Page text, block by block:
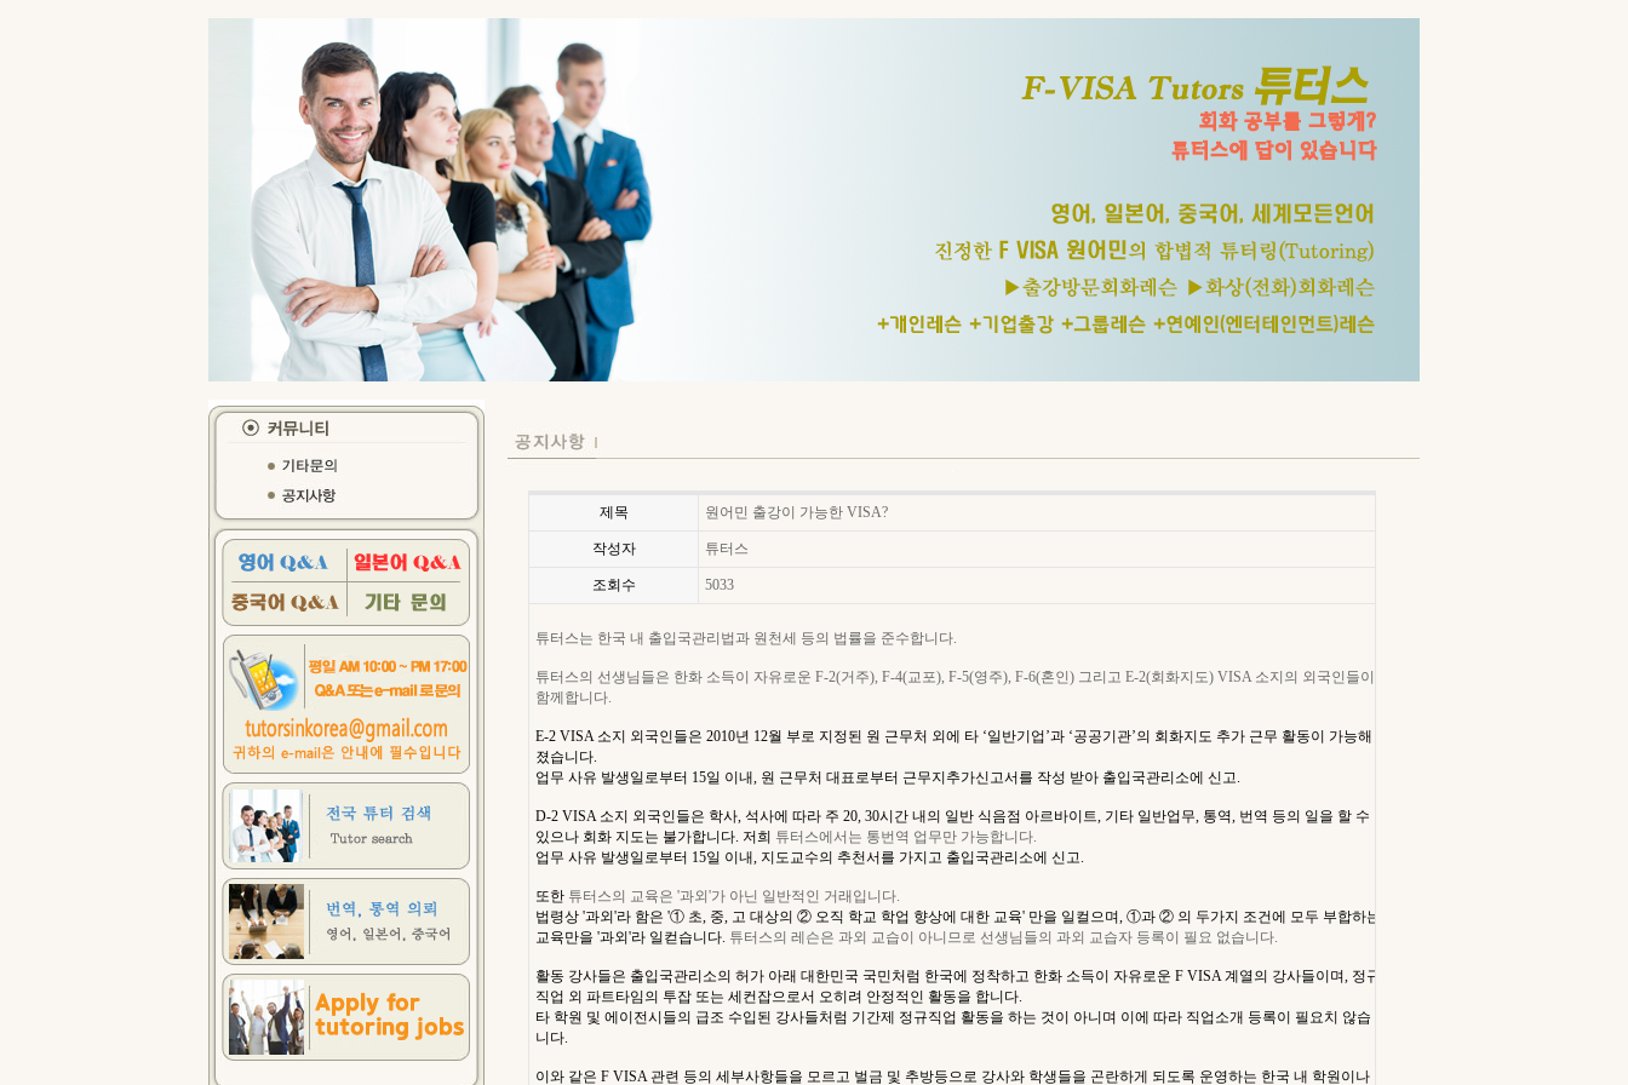
제목 원어민 출강이 가능한 VISA?
작성자 튜터스
조회수 5033
튜터스는 한국 내 출입국관리법과 원천세 등의 법률을 준수합니다.
튜터스의 선생님들은 한화 소득이 자유로운 F-2(거주), F-4(교포), F-5(영주), F-6(혼인) 그리고 E-2(회화지도) VISA 소지의 외국인들이
함께합니다.
E-2 VISA 소지 외국인들은 2010년 12월 부로 지정된 원 근무처 외에 타 ‘일반기업’과 ‘공공기관’의 회화지도 추가 근무 활동이 가능해
졌습니다.
업무 사유 발생일로부터 15일 이내, 원 근무처 대표로부터 근무지추가신고서를 작성 받아 출입국관리소에 신고.
D-2 VISA 소지 외국인들은 학사, 석사에 따라 주 20, 30시간 내의 일반 식음점 아르바이트, 기타 일반업무, 통역, 번역 등의 일을 할 수
있으나 회화 지도는 불가합니다. 저희 튜터스에서는 통번역 업무만 가능합니다.
업무 사유 발생일로부터 15일 이내, 지도교수의 추천서를 가지고 출입국관리소에 신고.
또한 튜터스의 교육은 '과외'가 아닌 일반적인 거래입니다.
법령상 '과외'라 함은 '① 초, 중, 고 대상의 ② 오직 학교 학업 향상에 대한 교육' 만을 일컬으며, ①과 ② 의 두가지 조건에 모두 부합하는
교육만을 '과외'라 일컫습니다. 튜터스의 레슨은 과외 교습이 아니므로 선생님들의 과외 교습자 등록이 필요 없습니다.
활동 강사들은 출입국관리소의 허가 아래 대한민국 국민처럼 한국에 정착하고 한화 소득이 자유로운 F VISA계열의 강사들이며, 정규
직업 외 파트타임의 투잡 또는 세컨잡으로서 오히려 안정적인 활동을 합니다.
타 학원 및 에이전시들의 급조 수입된 강사들처럼 기간제 정규직업 활동을 하는 것이 아니며 이에 따라 직업소개 등록이 필요치 않습
니다.
이와 같은 F VISA 관련 등의 세부사항들을 모르고 벌금 및 추방등으로 강사와 학생들을 곤란하게 되도록 운영하는 한국 내 학원이나